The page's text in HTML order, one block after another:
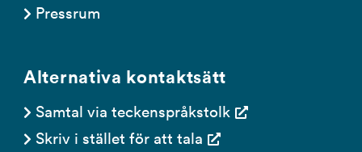
Pressrum
Alternativa kontaktsätt
Samtal via teckenspråkstolk
Skriv i stället för att tala